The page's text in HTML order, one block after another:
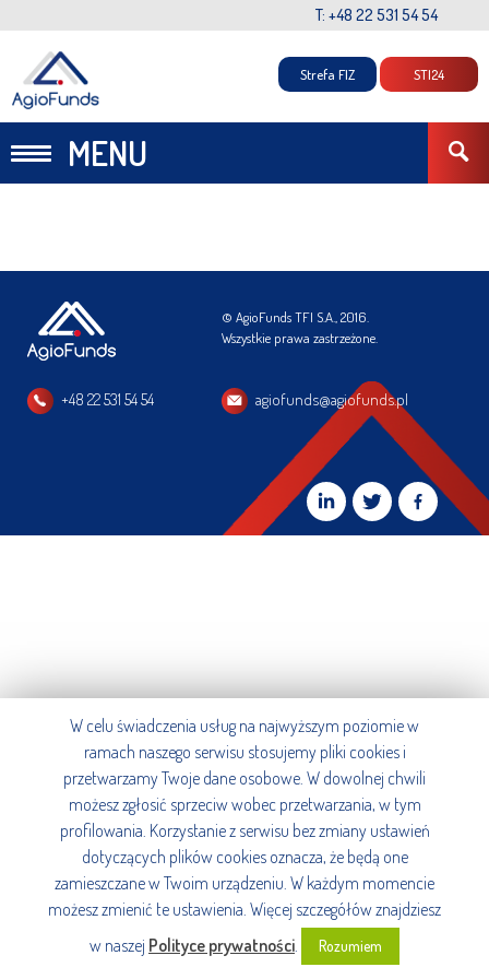
T: +48 22 531 54 54
MENU
Strefa FIZ STI24
© AgioFunds TFI S.A., 2016.
Wszystkie prawa zastrzeżone.
+48 22 531 54 54 agiofunds@agiofunds.pl
W celu świadczenia usług na najwyższym poziomie w
ramach naszego serwisu stosujemy pliki cookies i
przetwarzamy Twoje dane osobowe. W dowolnej chwili
możesz zgłosić sprzeciw wobec przetwarzania, w tym
profilowania. Korzystanie z serwisu bez zmiany ustawień
dotyczących plików cookies oznacza, że będą one
zamieszczane w Twoim urządzeniu. W każdym momencie
możesz zmienić te ustawienia. Więcej szczegółów znajdziesz
w naszej Polityce prywatności. Rozumiem